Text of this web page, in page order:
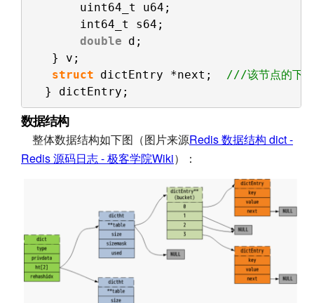
uint64_t u64;
int64_t s64;
double d;
} v;
struct dictEntry *next; ///该节点的下
} dictEntry;
数据结构
整体数据结构如下图（图片来源Redis 数据结构 dict -
Redis 源码日志 - 极客学院Wiki）：